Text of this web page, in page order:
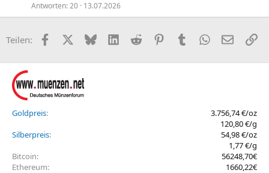
Antworten 20 13.07.2026
Teilen: FacebookX (Twitter)
BlueskyLinkedIn
Reddit PinterestTumblr WhatsApp
E-Mail
Goldpreis
3.756,74 €/oz
120,80 €/g
Silberpreis
54,98 €/oz
1,77 €/g
Bitcoin
56248,70€
Ethereum
1660,22€